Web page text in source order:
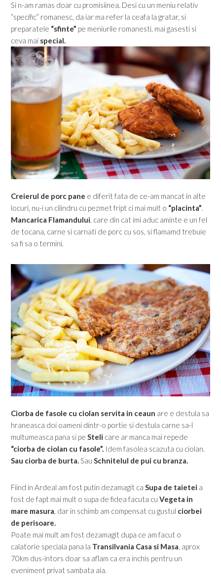
Si n-am ramas doar cu promisiinea. Desi cu un meniu relativ
“specific” romanesc, da iar ma refer la ceafa la gratar, si
preparatele “sfinte” pe meniurile romanesti, mai gasesti si
ceva mai special.
Creierul de porc pane e diferit fata de ce-am mancat in alte
locuri, nu-i un cilindru cu pezmet fript ci mai mult o “placinta”.
Mancarica Flamandului, care din cat imi aduc aminte e un fel
de tocana, carne si carnati de porc cu sos, si flamamd trebuie
sa fi sa o termini.
Ciorba de fasole cu ciolan servita in ceaun are e destula sa
hraneasca doi oameni dintr-o portie si destula carne sa-l
multumeasca pana si peSteli care ar manca mai repede
“ciorba de ciolan cu fasole”. Idem fasolea scazuta cu ciolan.
Sau ciorba de burta.SauSchnitelul de pui cu branza.
Fiind in Ardeal am fost putin dezamagit caSupa de taietei a
fost de fapt mai mult o supa de fidea facuta cuVegeta in
mare masura, dar in schimb am compensat cu gustul ciorbei
de perisoare.
Poate mai mult am fost dezamagit dupa ce am facut o
calatorie speciala pana la Transilvania Casa si Masa, aprox
70km dus-intors doar sa aflam ca era inchis pentru un
eveniment privat sambata aia.